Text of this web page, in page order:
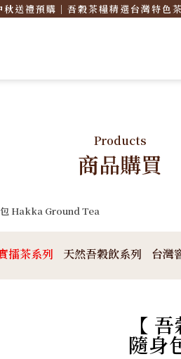
秋送禮預購｜吾穀茶糧精選台灣特色
Products
商品購買
包 Hakka Ground Tea
擂茶系列 天然吾穀飲系列 台灣
【
隨身